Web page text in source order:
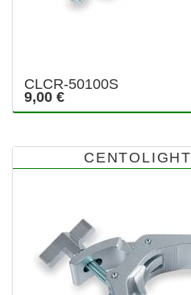
CLCR-50100S
9,00 €
CENTOLIGHT